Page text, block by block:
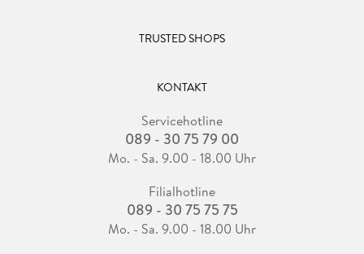
TRUSTED SHOPS
KONTAKT
Servicehotline
089 - 30 75 79 00
Mo. - Sa. 9.00 - 18.00 Uhr
Filialhotline
089 - 30 75 75 75
Mo. - Sa. 9.00 - 18.00 Uhr